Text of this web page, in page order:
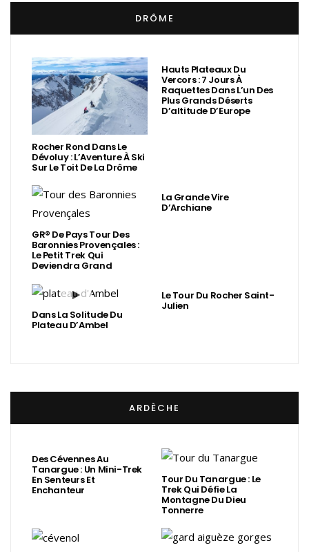
DRÔME
Rocher Rond Dans Le
Dévoluy : L’Aventure À Ski
Sur Le Toit De La Drôme
Hauts Plateaux Du
Vercors : 7 Jours À
Raquettes Dans L’un Des
Plus Grands Déserts
D’altitude D’Europe
GR® De Pays Tour Des
Baronnies Provençales :
Le Petit Trek Qui
Deviendra Grand
La Grande Vire
D’Archiane
Dans La Solitude Du
Plateau D’Ambel
Le Tour Du Rocher Saint-
Julien
ARDÈCHE
Des Cévennes Au
Tanargue : Un Mini-Trek
En Senteurs Et
Enchanteur
Tour Du Tanargue : Le
Trek Qui Défie La
Montagne Du Dieu
Tonnerre